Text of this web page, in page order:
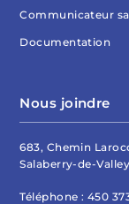
Communicateur
Documentation
Nous joindre
683, Chemin
Salaberry-de-
Téléphone : 450